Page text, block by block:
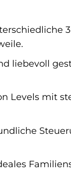
liebevoll
Levels mit